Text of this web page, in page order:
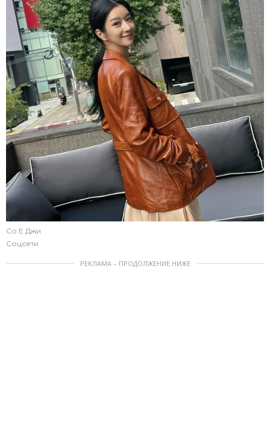
Со Е Джи
Соцсети
РЕКЛАМА – ПРОДОЛЖЕНИЕ НИЖЕ